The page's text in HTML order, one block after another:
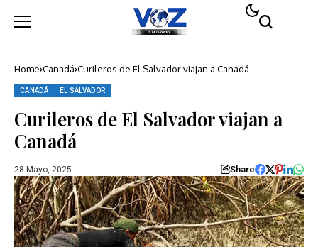
Home Canadá Curileros de El Salvador viajan a Canadá
CANADÁ EL SALVADOR
Curileros de El Salvador viajan a
Canadá
28 Mayo, 2025 Share